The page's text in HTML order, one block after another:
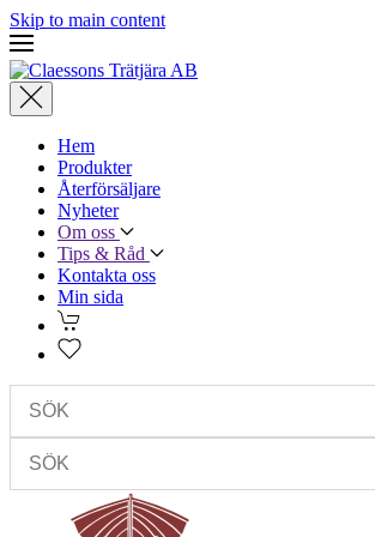
Skip to main content
Hem
Produkter
Återförsäljare
Nyheter
Om oss
Tips & Råd
Kontakta oss
Min sida